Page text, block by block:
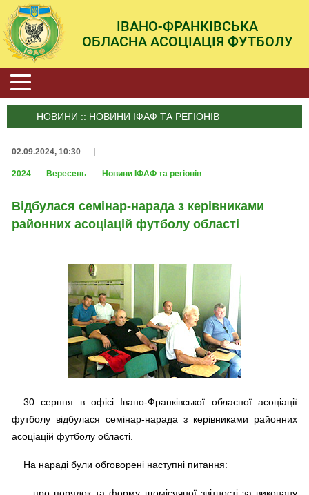
ІВАНО-ФРАНКІВСЬКА
ОБЛАСНА АСОЦІАЦІЯ ФУТБОЛУ
НОВИНИ :: НОВИНИ ІФАФ ТА РЕГІОНІВ
02.09.2024, 10:30 |
2024 Вересень Новини ІФАФ та регіонів
Відбулася семінар-нарада з керівниками
районних асоціацій футболу області
30 серпня в офісі Івано-Франківської обласної асоціації
футболу відбулася семінар-нарада з керівниками районних
асоціацій футболу області.
На нараді були обговорені наступні питання: